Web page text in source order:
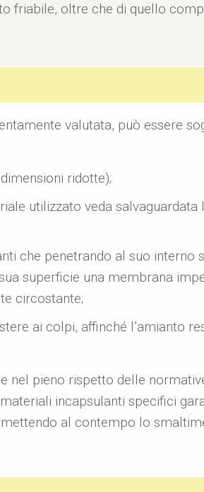
friabile, oltre che di quello
valutata, può essere
ridotte);
utilizzato veda
che penetrando al suo interno
superficie una membrana
circostante;
ai colpi, affinché l’amianto
pieno rispetto delle
incapsulanti specifici
al contempo lo